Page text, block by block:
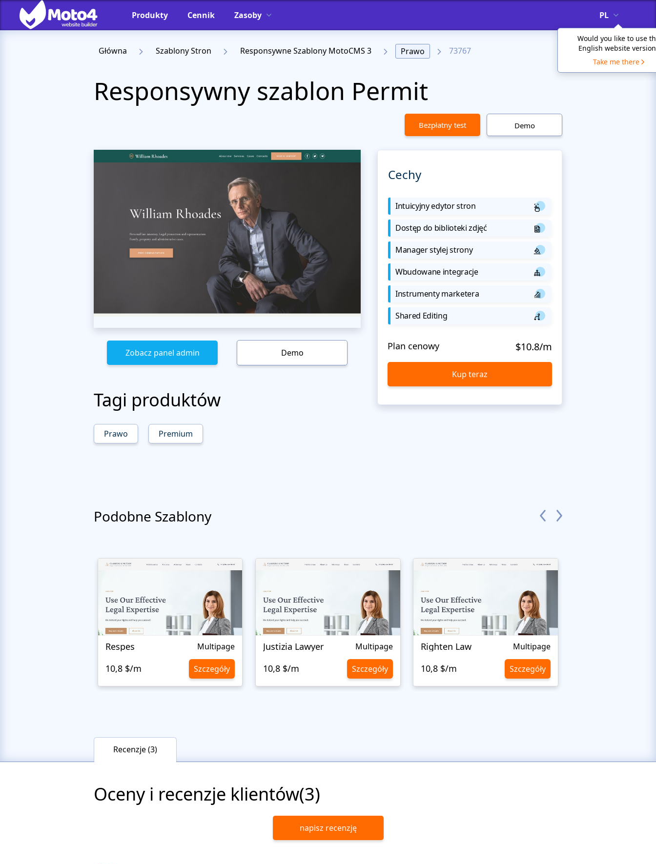
Produkty Cennik Zasoby PL
Would you like to use
English website
Take me there
Główna Szablony Stron Responsywne Szablony MotoCMS 3 Prawo 73767
Responsywny szablon Permit
Bezpłatny test Demo
Zobacz panel admin Demo
Tagi produktów
Prawo Premium
Cechy
Intuicyjny edytor stron
Dostęp do biblioteki zdjęć
Manager stylej strony
Wbudowane integracje
Instrumenty marketera
Shared Editing
Plan cenowy $10.8/m
Kup teraz
Podobne Szablony
Respes Multipage
10,8 $/m Szczegóły
Justizia Lawyer Multipage
10,8 $/m Szczegóły
Righten Law Multipage
10,8 $/m Szczegóły
Recenzje (3)
Oceny i recenzje klientów(3)
napisz recenzję